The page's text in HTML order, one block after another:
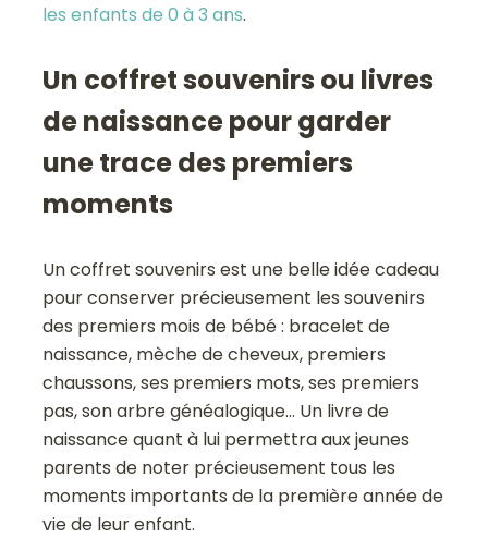
les enfants de 0 à 3 ans.
Un coffret souvenirs ou livres
de naissance pour garder
une trace des premiers
moments
Un coffret souvenirs est une belle idée cadeau
pour conserver précieusement les souvenirs
des premiers mois de bébé : bracelet de
naissance, mèche de cheveux, premiers
chaussons, ses premiers mots, ses premiers
pas, son arbre généalogique… Un livre de
naissance quant à lui permettra aux jeunes
parents de noter précieusement tous les
moments importants de la première année de
vie de leur enfant.